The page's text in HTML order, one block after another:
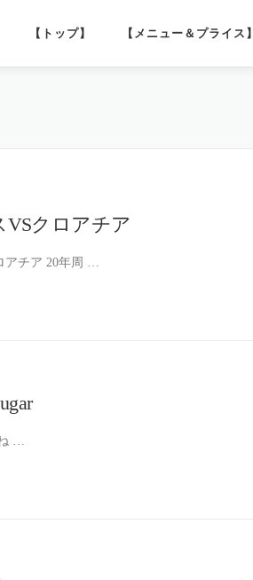
【トップ】 【メニュー＆プライス】
クロアチア
アチア 20年周 …
…